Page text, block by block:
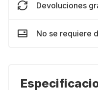
Devoluciones
No se requiere